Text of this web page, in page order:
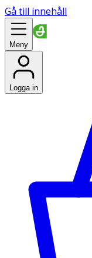
Gå till innehåll
Meny
Logga in